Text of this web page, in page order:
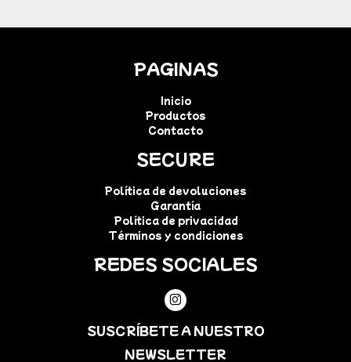
PAGINAS
Inicio
Productos
Contacto
SECURE
Política de devoluciones
Garantía
Política de privacidad
Términos y condiciones
REDES SOCIALES
SUSCRÍBETE A NUESTRO
NEWSLETTER